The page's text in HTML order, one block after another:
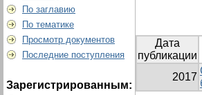
По заглавию
По тематике
Просмотр документов
Последние поступления
Зарегистрированным:
Дата
публикации
2017